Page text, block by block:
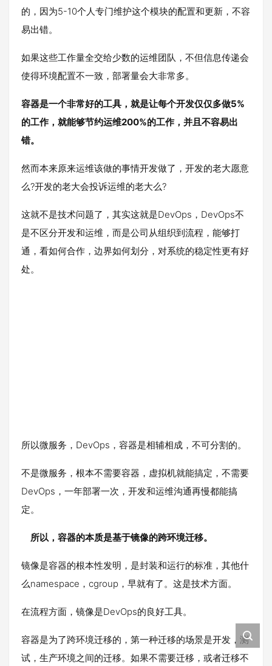
的，因为5-10个人专门维护这个模块的配置和更新，不容
易出错。
如果这些工作量全交给少数的运维团队，不但信息传递会
使得环境配置不一致，部署量会大非常多。
容器是一个非常好的工具，就是让每个开发仅仅多做5%
的工作，就能够节约运维200%的工作，并且不容易出
错。
然而本来原来运维该做的事情开发做了，开发的老大愿意
么?开发的老大会投诉运维的老大么?
这就不是技术问题了，其实这就是DevOps，DevOps不
是不区分开发和运维，而是公司从组织到流程，能够打
通，看如何合作，边界如何划分，对系统的稳定性更有好
处。
所以微服务，DevOps，容器是相辅相成，不可分割的。
不是微服务，根本不需要容器，虚拟机就能搞定，不需要
DevOps，一年部署一次，开发和运维沟通再慢都能搞
定。
所以，容器的本质是基于镜像的跨环境迁移。
镜像是容器的根本性发明，是封装和运行的标准，其他什
么namespace，cgroup，早就有了。这是技术方面。
在流程方面，镜像是DevOps的良好工具。
容器是为了跨环境迁移的，第一种迁移的场景是开发，测
试，生产环境之间的迁移。如果不需要迁移，或者迁移不